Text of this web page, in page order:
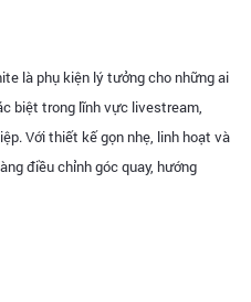
là phụ kiện lý tưởng cho những ai
biệt trong lĩnh vực livestream,
Với thiết kế gọn nhẹ, linh hoạt và
điều chỉnh góc quay, hướng